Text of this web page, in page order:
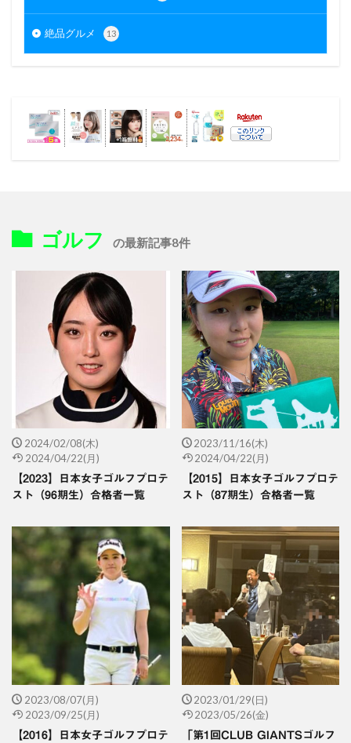
絶品グルメ 13
ゴルフ の最新記事8件
2024/02/08(木)
2024/04/22(月)
【2023】日本女子ゴルフプロテ
スト（96期生）合格者一覧
2023/11/16(木)
2024/04/22(月)
【2015】日本女子ゴルフプロテ
スト（87期生）合格者一覧
2023/08/07(月)
2023/09/25(月)
【2016】日本女子ゴルフプロテ
2023/01/29(日)
2023/05/26(金)
「第1回CLUB GIANTSゴルフ